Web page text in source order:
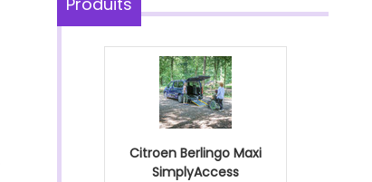
Citroen Berlingo Maxi
SimplyAccess